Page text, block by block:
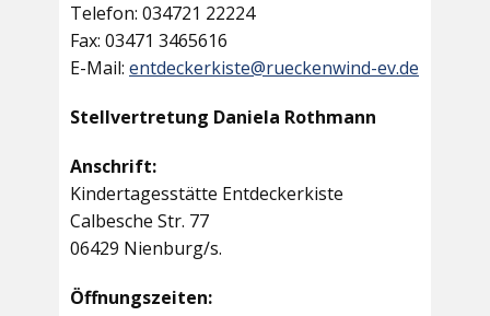
Telefon: 034721 22224
Fax: 03471 3465616
E-Mail: entdeckerkiste@rueckenwind-ev.de
Stellvertretung Daniela Rothmann
Anschrift:
Kindertagesstätte Entdeckerkiste
Calbesche Str. 77
06429 Nienburg/s.
Öffnungszeiten: